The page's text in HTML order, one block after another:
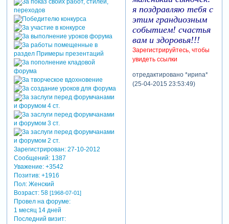
Зарегистрирован: 27-10-2012
Сообщений:1387
Уважение: +3542
Позитив: +1916
Пол:Женский
Возраст:58 [1968-07-01]
Провел на форуме:
1 месяц 14 дней
Последний визит:
я поздравляю тебя с
этим грандиозным
событием! счастья
вам и здоровья!!!
Зарегистрируйтесь, чтобы
увидеть ссылки
отредактировано *ириnа*
(25-04-2015 23:53:49)